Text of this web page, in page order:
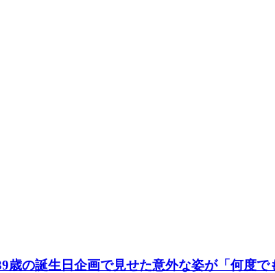
の誕生日企画で見せた意外な姿が「何度で